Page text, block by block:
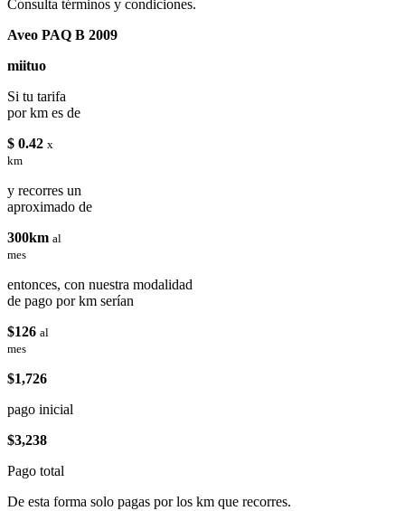
Consulta términos y condiciones.
Aveo PAQ B 2009
miituo
Si tu tarifa
por km es de
$ 0.42 x
km
y recorres un
aproximado de
300km al
mes
entonces, con nuestra modalidad
de pago por km serían
$126 al
mes
$1,726
pago inicial
$3,238
Pago total
De esta forma solo pagas por los km que recorres.